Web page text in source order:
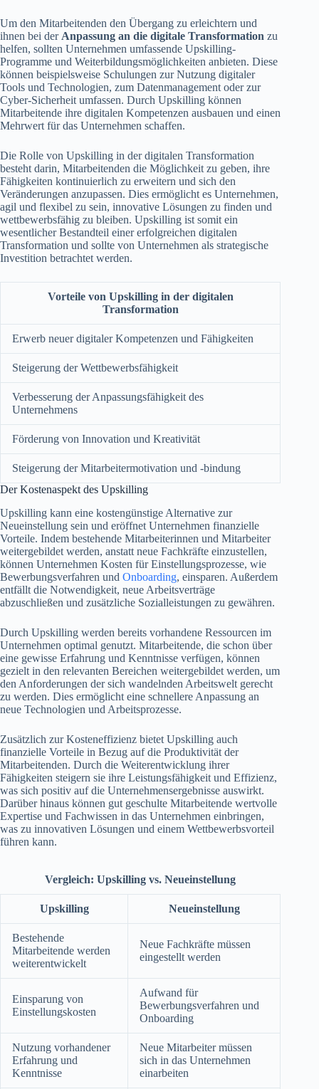
Um den Mitarbeitenden den Übergang zu erleichtern und
ihnen bei der Anpassung an die digitale Transformation zu
helfen, sollten Unternehmen umfassende Upskilling-
Programme und Weiterbildungsmöglichkeiten anbieten. Diese
können beispielsweise Schulungen zur Nutzung digitaler
Tools und Technologien, zum Datenmanagement oder zur
Cyber-Sicherheit umfassen. Durch Upskilling können
Mitarbeitende ihre digitalen Kompetenzen ausbauen und einen
Mehrwert für das Unternehmen schaffen.
Die Rolle von Upskilling in der digitalen Transformation
besteht darin, Mitarbeitenden die Möglichkeit zu geben, ihre
Fähigkeiten kontinuierlich zu erweitern und sich den
Veränderungen anzupassen. Dies ermöglicht es Unternehmen,
agil und flexibel zu sein, innovative Lösungen zu finden und
wettbewerbsfähig zu bleiben. Upskilling ist somit ein
wesentlicher Bestandteil einer erfolgreichen digitalen
Transformation und sollte von Unternehmen als strategische
Investition betrachtet werden.
Vorteile von Upskilling in der digitalen
Transformation
Erwerb neuer digitaler Kompetenzen und Fähigkeiten
Steigerung der Wettbewerbsfähigkeit
Verbesserung der Anpassungsfähigkeit des
Unternehmens
Förderung von Innovation und Kreativität
Steigerung der Mitarbeitermotivation und -bindung
Der Kostenaspekt des Upskilling
Upskilling kann eine kostengünstige Alternative zur
Neueinstellung sein und eröffnet Unternehmen finanzielle
Vorteile. Indem bestehende Mitarbeiterinnen und Mitarbeiter
weitergebildet werden, anstatt neue Fachkräfte einzustellen,
können Unternehmen Kosten für Einstellungsprozesse, wie
Bewerbungsverfahren und Onboarding, einsparen. Außerdem
entfällt die Notwendigkeit, neue Arbeitsverträge
abzuschließen und zusätzliche Sozialleistungen zu gewähren.
Durch Upskilling werden bereits vorhandene Ressourcen im
Unternehmen optimal genutzt. Mitarbeitende, die schon über
eine gewisse Erfahrung und Kenntnisse verfügen, können
gezielt in den relevanten Bereichen weitergebildet werden, um
den Anforderungen der sich wandelnden Arbeitswelt gerecht
zu werden. Dies ermöglicht eine schnellere Anpassung an
neue Technologien und Arbeitsprozesse.
Zusätzlich zur Kosteneffizienz bietet Upskilling auch
finanzielle Vorteile in Bezug auf die Produktivität der
Mitarbeitenden. Durch die Weiterentwicklung ihrer
Fähigkeiten steigern sie ihre Leistungsfähigkeit und Effizienz,
was sich positiv auf die Unternehmensergebnisse auswirkt.
Darüber hinaus können gut geschulte Mitarbeitende wertvolle
Expertise und Fachwissen in das Unternehmen einbringen,
was zu innovativen Lösungen und einem Wettbewerbsvorteil
führen kann.
Vergleich: Upskilling vs. Neueinstellung
Upskilling Neueinstellung
Bestehende
Mitarbeitende werden
weiterentwickelt
Neue Fachkräfte müssen
eingestellt werden
Einsparung von
Einstellungskosten
Aufwand für
Bewerbungsverfahren und
Onboarding
Nutzung vorhandener
Erfahrung und
Kenntnisse
Neue Mitarbeiter müssen
sich in das Unternehmen
einarbeiten